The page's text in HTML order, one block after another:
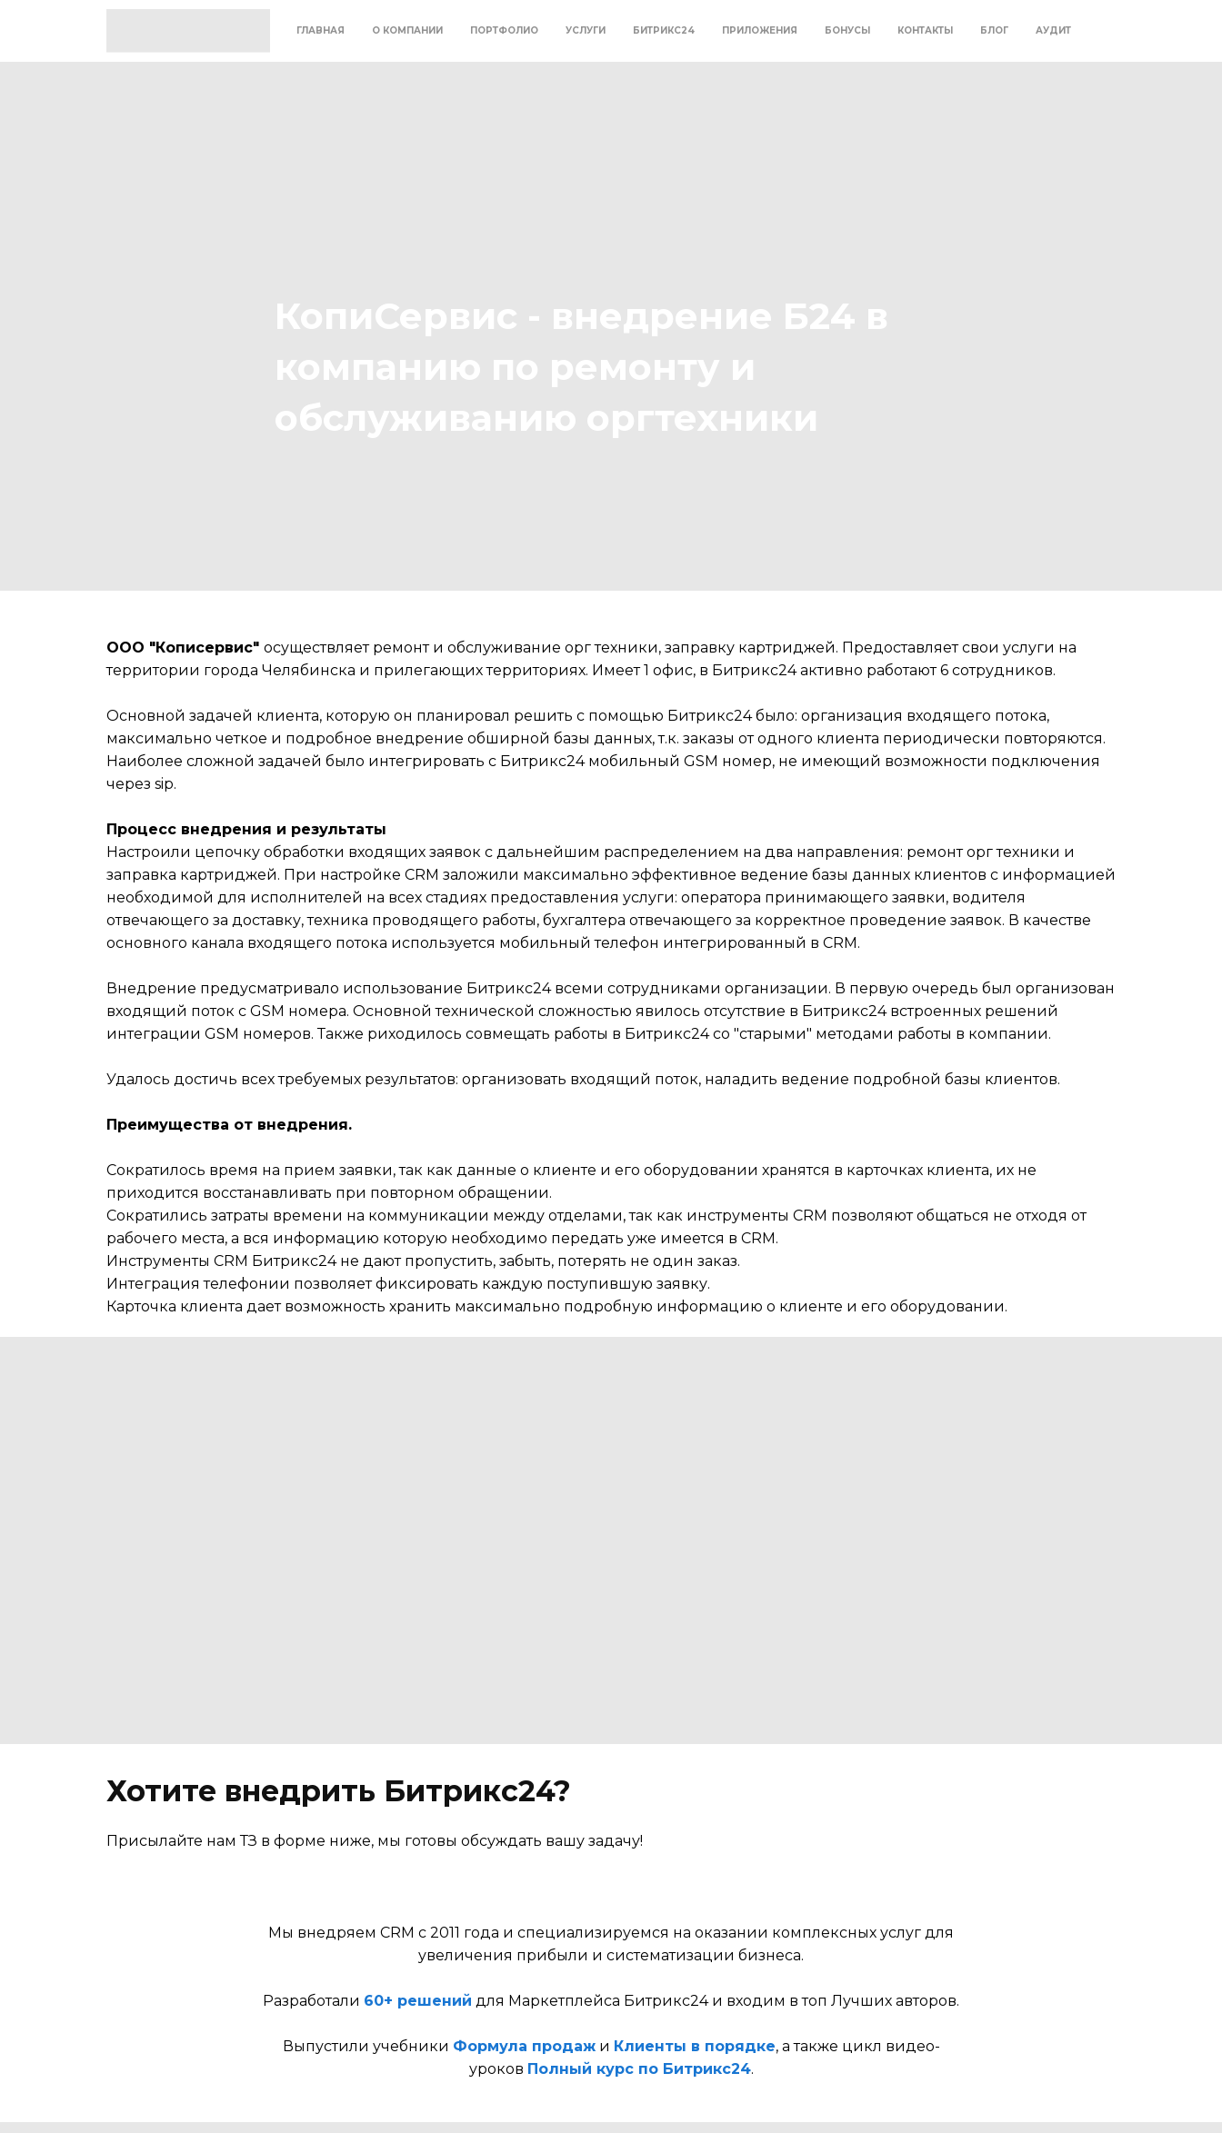
ГЛАВНАЯ О КОМПАНИИ ПОРТФОЛИО УСЛУГИ БИТРИКС24 ПРИЛОЖЕНИЯ БОНУСЫ КОНТАКТЫ БЛОГ АУДИТ
КопиСервис - внедрение Б24 в
компанию по ремонту и
обслуживанию оргтехники
ООО "Кописервис" осуществляет ремонт и обслуживание орг техники, заправку картриджей. Предоставляет свои услуги на
территории города Челябинска и прилегающих территориях. Имеет 1 офис, в Битрикс24 активно работают 6 сотрудников.
Основной задачей клиента, которую он планировал решить с помощью Битрикс24 было: организация входящего потока,
максимально четкое и подробное внедрение обширной базы данных, т.к. заказы от одного клиента периодически повторяются.
Наиболее сложной задачей было интегрировать с Битрикс24 мобильный GSM номер, не имеющий возможности подключения
через sip.
Процесс внедрения и результаты
Настроили цепочку обработки входящих заявок с дальнейшим распределением на два направления: ремонт орг техники и
заправка картриджей. При настройке CRM заложили максимально эффективное ведение базы данных клиентов с информацией
необходимой для исполнителей на всех стадиях предоставления услуги: оператора принимающего заявки, водителя
отвечающего за доставку, техника проводящего работы, бухгалтера отвечающего за корректное проведение заявок. В качестве
основного канала входящего потока используется мобильный телефон интегрированный в CRM.
Внедрение предусматривало использование Битрикс24 всеми сотрудниками организации. В первую очередь был организован
входящий поток с GSM номера. Основной технической сложностью явилось отсутствие в Битрикс24 встроенных решений
интеграции GSM номеров. Также риходилось совмещать работы в Битрикс24 со "старыми" методами работы в компании.
Удалось достичь всех требуемых результатов: организовать входящий поток, наладить ведение подробной базы клиентов.
Преимущества от внедрения.
Сократилось время на прием заявки, так как данные о клиенте и его оборудовании хранятся в карточках клиента, их не
приходится восстанавливать при повторном обращении.
Сократились затраты времени на коммуникации между отделами, так как инструменты CRM позволяют общаться не отходя от
рабочего места, а вся информацию которую необходимо передать уже имеется в CRM.
Инструменты CRM Битрикс24 не дают пропустить, забыть, потерять не один заказ.
Интеграция телефонии позволяет фиксировать каждую поступившую заявку.
Карточка клиента дает возможность хранить максимально подробную информацию о клиенте и его оборудовании.
Хотите внедрить Битрикс24?
Присылайте нам ТЗ в форме ниже, мы готовы обсуждать вашу задачу!
Мы внедряем CRM с 2011 года и специализируемся на оказании комплексных услуг для
увеличения прибыли и систематизации бизнеса.
Разработали 60+ решений для Маркетплейса Битрикс24 и входим в топ Лучших авторов.
Выпустили учебники Формула продажи Клиенты в порядке, а также цикл видео-
уроков Полный курс по Битрикс24.